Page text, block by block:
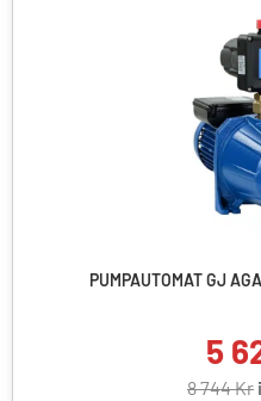
PUMPAUTOMAT GJ
5
8 744Kr